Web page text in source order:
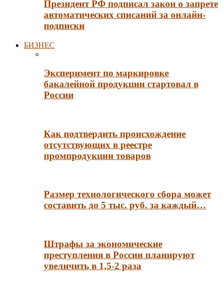
Президент РФ подписал закон о запрете
автоматических списаний за онлайн-
подписки
БИЗНЕС
Эксперимент по маркировке
бакалейной продукции стартовал в
России
Как подтвердить происхождение
отсутствующих в реестре
промпродукции товаров
Размер технологического сбора может
составить до 5 тыс. руб. за каждый…
Штрафы за экономические
преступления в России планируют
увеличить в 1,5-2 раза